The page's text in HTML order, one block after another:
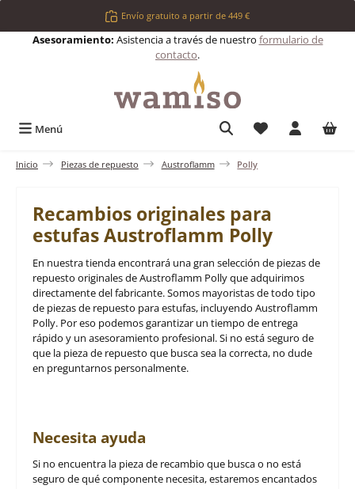
Saltar al contenido principalEnvío gratuito a partir de 449 €
Asesoramiento: Asistencia a través de nuestro formulario de
contacto.
Menú Tienes 0
Inicio Piezas de repuesto Austroflamm Polly
Recambios originales para
estufas Austroflamm Polly
En nuestra tienda encontrará una gran selección de piezas de
repuesto originales de Austroflamm Polly que adquirimos
directamente del fabricante. Somos mayoristas de todo tipo
de piezas de repuesto para estufas, incluyendo Austroflamm
Polly. Por eso podemos garantizar un tiempo de entrega
rápido y un asesoramiento profesional. Si no está seguro de
que la pieza de repuesto que busca sea la correcta, no dude
en preguntarnos personalmente.
Necesita ayuda
Si no encuentra la pieza de recambio que busca o no está
seguro de qué componente necesita, estaremos encantados